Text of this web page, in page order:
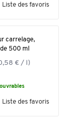
Liste des favoris
carrelage,
500 ml
€ / l)
Liste des favoris